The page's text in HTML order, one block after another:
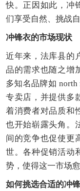
快。正因如此，冲
们享受自然、挑战
冲锋衣的市场现状
近年来，法库县的
品的需求也随之增
多知名品牌如 north
专卖店，并提供多
着消费者对品质和
也开始崭露头角。
间的竞争也促使更
世。各种促销活动
势，使得这一市场愈
如何挑选合适的冲